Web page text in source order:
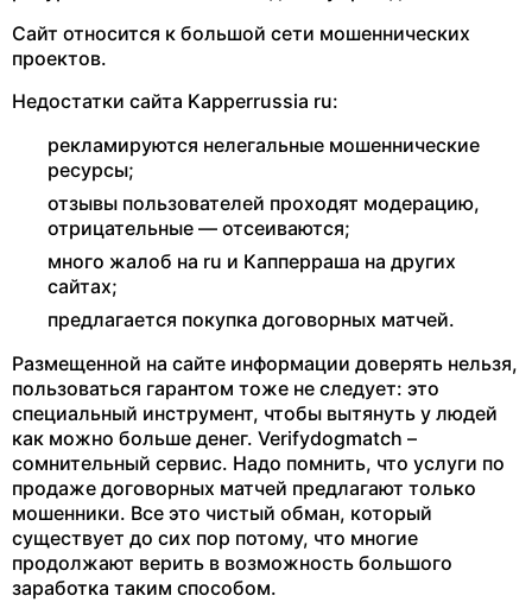
Сайт относится к большой сети мошеннических
проектов.
Недостатки сайта Kapperrussia ru:
рекламируются нелегальные мошеннические
ресурсы;
отзывы пользователей проходят модерацию,
отрицательные — отсеиваются;
много жалоб на ru и Капперраша на других
сайтах;
предлагается покупка договорных матчей.
Размещенной на сайте информации доверять нельзя,
пользоваться гарантом тоже не следует: это
специальный инструмент, чтобы вытянуть у людей
как можно больше денег. Verifydogmatch –
сомнительный сервис. Надо помнить, что услуги по
продаже договорных матчей предлагают только
мошенники. Все это чистый обман, который
существует до сих пор потому, что многие
продолжают верить в возможность большого
заработка таким способом.